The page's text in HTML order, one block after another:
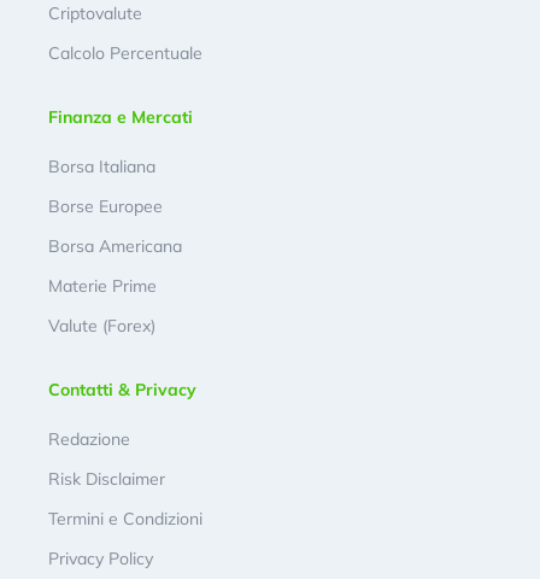
Criptovalute
Calcolo Percentuale
Finanza e Mercati
Borsa Italiana
Borse Europee
Borsa Americana
Materie Prime
Valute (Forex)
Contatti & Privacy
Redazione
Risk Disclaimer
Termini e Condizioni
Privacy Policy